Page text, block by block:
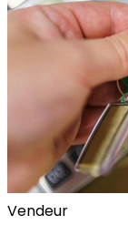
Vendeur